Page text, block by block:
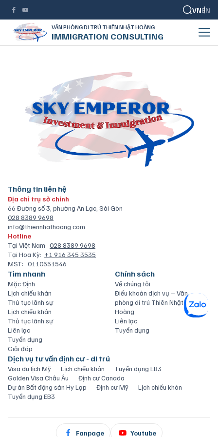
VNEN
VĂN PHÒNG DI TRÚ THIÊN NHẬT HOÀNG
IMMIGRATION CONSULTING
Thông tin liên hệ
Địa chỉ trụ sở chính
66 Đường số 3, phường An Lạc, Sài Gòn
028 8389 9698
info@thiennhathoang.com
Hotline
Tại Việt Nam: 028 8389 9698
Tại Hoa Kỳ: +1 916 345 3535
MST: 0110551546
Tìm nhanh
Mặc Định
Lịch chiếu khán
Thủ tục lãnh sự
Lịch chiếu khán
Thủ tục lãnh sự
Liên lạc
Tuyển dụng
Giải đáp
Chính sách
Về chúng tôi
Điều khoản dịch vụ – Văn
phòng di trú Thiên Nhật
Hoàng
Liên lạc
Tuyển dụng
Dịch vụ tư vấn định cư - di trú
Visa du lịch Mỹ Lịch chiếu khán
Tuyển dụng EB3
Golden Visa Châu Âu
Định cư Canada
Dự án Bất động sản Hy Lạp
Định cư Mỹ
Lịch chiếu khán
Tuyển dụng EB3
Fanpage Youtube